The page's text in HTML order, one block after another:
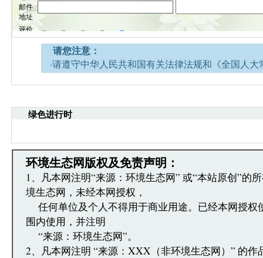
请您注意：
·请遵守中华人民共和国有关法律法规和《全国人
引起的法律责任。
·环境生态网文章跟帖管理员有权保留或删除其管辖
·发表本评论即表明您已经阅读并接受上述条款，如
文章跟帖管理员反映。
绿色进行时
环境生态网版权及免责声明：
1、凡本网注明“来源：环境生态网” 或“本站原创”的
境生态网，未经本网授权，
任何单位及个人不得用于商业用途。已经本网授权
围内使用，并注明
“来源：环境生态网”。
2、凡本网注明 “来源：XXX（非环境生态网）” 的作